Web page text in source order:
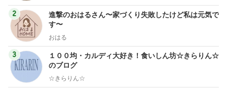
2
進撃のおはるさん〜家づくり失敗したけど私は元気で
す〜
おはる
3
１００均・カルディ大好き！食いしん坊☆きらりん☆
のブログ
☆きらりん☆